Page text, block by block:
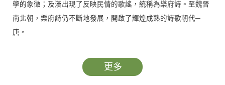
學的象徵；及漢出現了反映民情的歌謠，統稱為樂府詩。至魏晉
南北朝，樂府詩仍不斷地發展，開啟了輝煌成熟的詩歌朝代─
唐。
更多